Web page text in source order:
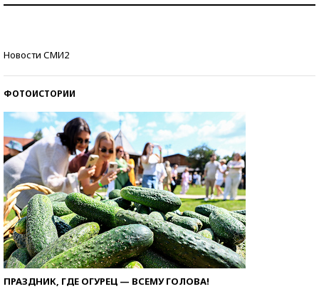
Новости СМИ2
ФОТОИСТОРИИ
ПРАЗДНИК, ГДЕ ОГУРЕЦ — ВСЕМУ ГОЛОВА!